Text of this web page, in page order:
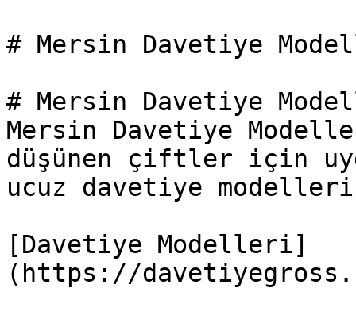
# Mersin Davetiye
# Mersin Davetiye
Mersin Davetiye
düşünen çiftler için
ucuz davetiye
[Davetiye Modelleri]
(https://